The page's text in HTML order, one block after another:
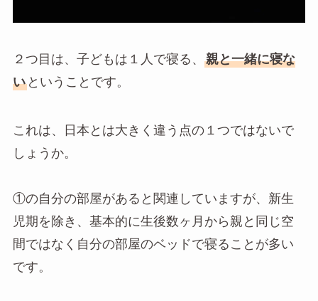
２つ目は、子どもは１人で寝る、 親と一緒に寝な
いということです。
これは、日本とは大きく違う点の１つではないで
しょうか。
①の自分の部屋があると関連していますが、 新生
児期を除き、基本的に生後数ヶ月から親と同じ空
間ではなく自分の部屋のベッドで寝ることが多い
です。